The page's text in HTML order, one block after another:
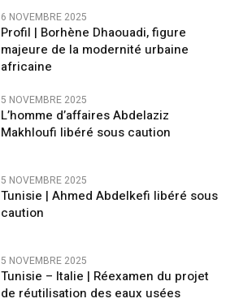
6 NOVEMBRE 2025
Profil | Borhène Dhaouadi, figure
majeure de la modernité urbaine
africaine
5 NOVEMBRE 2025
L’homme d’affaires Abdelaziz
Makhloufi libéré sous caution
5 NOVEMBRE 2025
Tunisie | Ahmed Abdelkefi libéré sous
caution
5 NOVEMBRE 2025
Tunisie – Italie | Réexamen du projet
de réutilisation des eaux usées